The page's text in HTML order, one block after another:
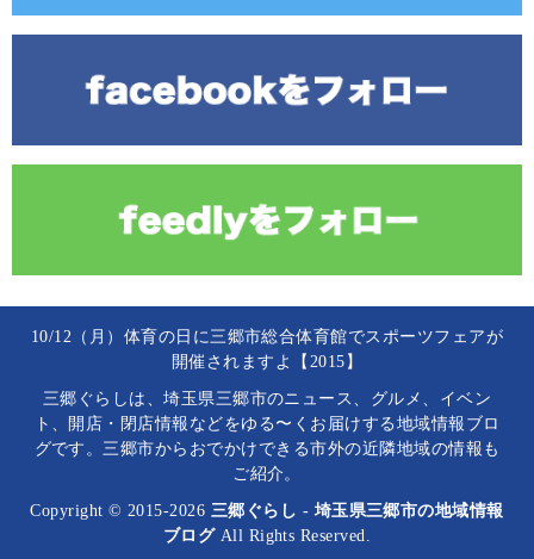
10/12（月）体育の日に三郷市総合体育館でスポーツフェアが
開催されますよ【2015】
三郷ぐらしは、埼玉県三郷市のニュース、グルメ、イベン
ト、開店・閉店情報などをゆる〜くお届けする地域情報ブロ
グです。三郷市からおでかけできる市外の近隣地域の情報も
ご紹介。
Copyright © 2015-2026 三郷ぐらし - 埼玉県三郷市の地域情報
ブログAll Rights Reserved.